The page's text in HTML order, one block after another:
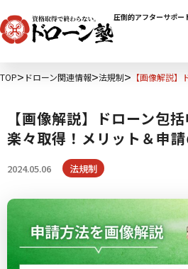
圧倒的アフターサポー
TOP ドローン関連情報 法規制 【画像解説
【画像解説】ドローン包
楽々取得！メリット＆申
2024.05.06 法規制